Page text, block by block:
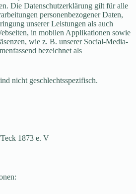
Die Datenschutzerklärung gilt für alle
personenbezogener Daten,
unserer Leistungen als auch
in mobilen Applikationen sowie
wie z. B. unserer Social-Media-
bezeichnet als
nicht geschlechtsspezifisch.
1873 e. V